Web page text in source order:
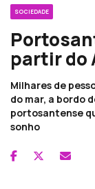
SOCIEDADE
partir do
Milhares de
do mar, a bordo
portosantense
sonho